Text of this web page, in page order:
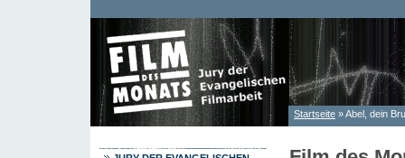
Sie sind hier
Startseite » Abel, dein